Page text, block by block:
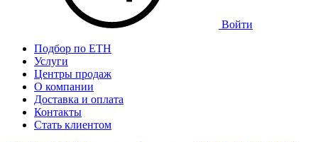
Войти
Подбор по ЕТН
Услуги
Центры продаж
О компании
Доставка и оплата
Контакты
Стать клиентом